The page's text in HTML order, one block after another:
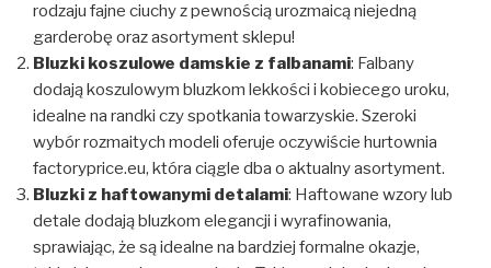
rodzaju fajne ciuchy z pewnością urozmaicą niejedną
garderobę oraz asortyment sklepu!
Bluzki koszulowe damskie z falbanami: Falbany
dodają koszulowym bluzkom lekkości i kobiecego uroku,
idealne na randki czy spotkania towarzyskie. Szeroki
wybór rozmaitych modeli oferuje oczywiście hurtownia
factoryprice.eu, która ciągle dba o aktualny asortyment.
Bluzki z haftowanymi detalami: Haftowane wzory lub
detale dodają bluzkom elegancji i wyrafinowania,
sprawiając, że są idealne na bardziej formalne okazje,